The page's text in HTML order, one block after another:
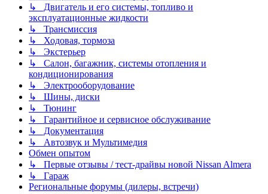
↳ Двигатель и его системы, топливо и
эксплуатационные жидкости
↳ Трансмиссия
↳ Ходовая, тормоза
↳ Экстерьер
↳ Салон, багажник, системы отопления и
кондиционирования
↳ Электрооборудование
↳ Шины, диски
↳ Тюнинг
↳ Гарантийное и сервисное обслуживание
↳ Документация
↳ Автозвук и Мультимедия
Обмен опытом
↳ Первые отзывы / тест-драйвы новой Nissan Almera
↳ Гараж
Региональные форумы (дилеры, встречи)